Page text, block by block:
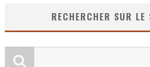
RECHERCHER SUR LE